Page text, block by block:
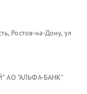
Ростов-на-Дону, ул
АО "АЛЬФА-БАНК"